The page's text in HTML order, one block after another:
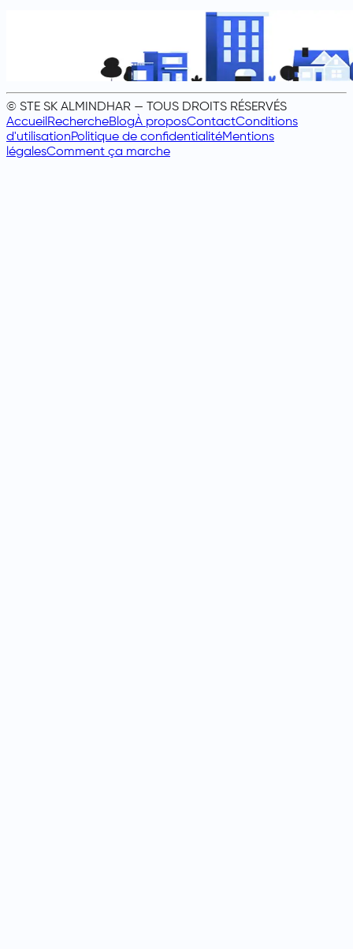
© STE SK ALMINDHAR — TOUS DROITS RÉSERVÉS
AccueilRechercheBlogÀ proposContactConditions
d'utilisationPolitique de confidentialitéMentions
légalesComment ça marche